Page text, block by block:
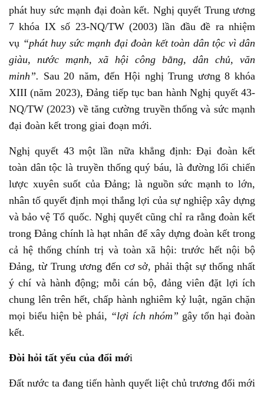
phát huy sức mạnh đại đoàn kết. Nghị quyết Trung ương
7 khóa IX số 23-NQ/TW (2003) lần đầu đề ra nhiệm
vụ “phát huy sức mạnh đại đoàn kết toàn dân tộc vì dân
giàu, nước mạnh, xã hội công bằng, dân chủ, văn
minh”. Sau 20 năm, đến Hội nghị Trung ương 8 khóa
XIII (năm 2023), Đảng tiếp tục ban hành Nghị quyết 43-
NQ/TW (2023) về tăng cường truyền thống và sức mạnh
đại đoàn kết trong giai đoạn mới.
Nghị quyết 43 một lần nữa khẳng định: Đại đoàn kết
toàn dân tộc là truyền thống quý báu, là đường lối chiến
lược xuyên suốt của Đảng; là nguồn sức mạnh to lớn,
nhân tố quyết định mọi thắng lợi của sự nghiệp xây dựng
và bảo vệ Tổ quốc. Nghị quyết cũng chỉ ra rằng đoàn kết
trong Đảng chính là hạt nhân để xây dựng đoàn kết trong
cả hệ thống chính trị và toàn xã hội: trước hết nội bộ
Đảng, từ Trung ương đến cơ sở, phải thật sự thống nhất
ý chí và hành động; mỗi cán bộ, đảng viên đặt lợi ích
chung lên trên hết, chấp hành nghiêm kỷ luật, ngăn chặn
mọi biểu hiện bè phái, “lợi ích nhóm” gây tổn hại đoàn
kết.
Đòi hỏi tất yếu của đổi mới
Đất nước ta đang tiến hành quyết liệt chủ trương đổi mới